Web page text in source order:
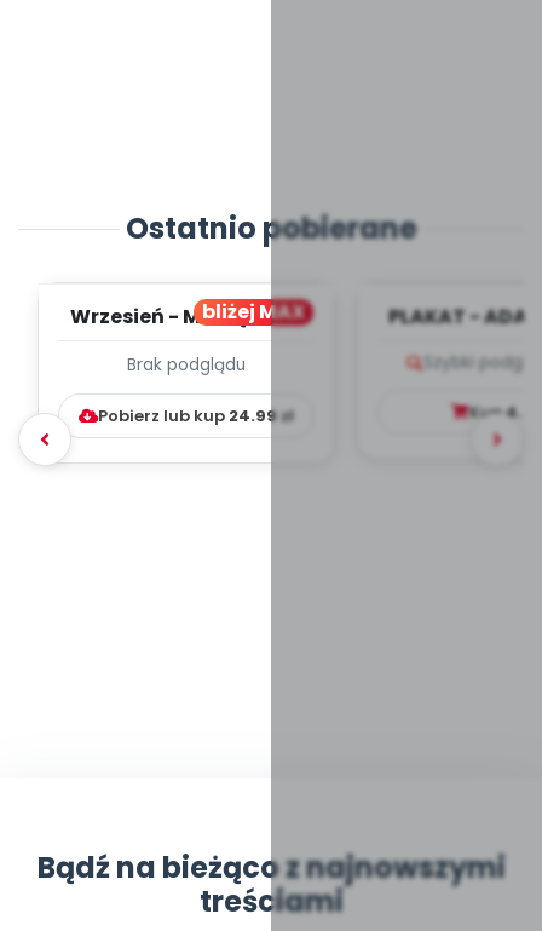
Ostatnio pobierane
bliżej MAX
Wrzesień - MIESIĘCZNY
WYCHOWAWCZO –
DYDAKTYC...
Brak podglądu
Pobierz lub kup 24.99zł
PLAKAT -
Szybki
Kup
Bądź na bieżąco z najnowszymi
treściami